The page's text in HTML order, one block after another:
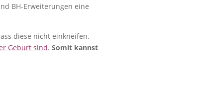
BH-Erweiterungen eine
diese nicht einkneifen.
Geburt sind. Somit kannst